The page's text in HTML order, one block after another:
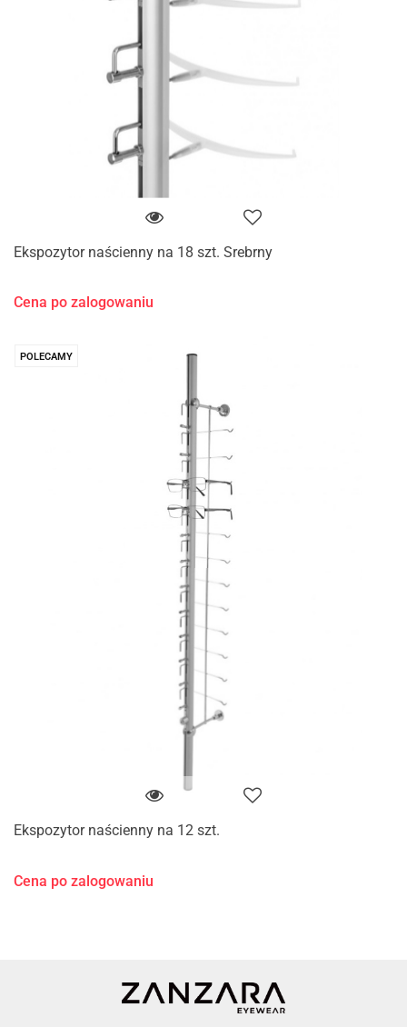
Ekspozytor naścienny na 18 szt. Srebrny
Cena po zalogowaniu
POLECAMY
Ekspozytor naścienny na 12 szt.
Cena po zalogowaniu